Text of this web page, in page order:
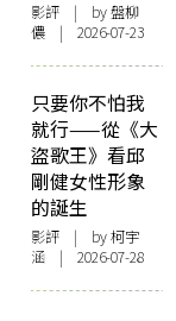
影評 | by 盤柳
儂 | 2026-07-23
只要你不怕我
就行——從《大
盜歌王》看邱
剛健女性形象
的誕生
影評 | by 柯宇
涵 | 2026-07-28